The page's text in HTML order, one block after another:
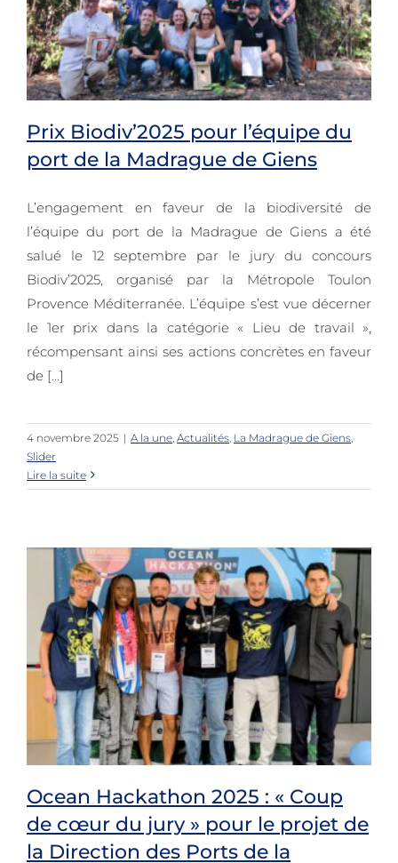
Prix Biodiv’2025 pour l’équipe du
port de la Madrague de Giens
Prix Biodiv’2025 pour l’équipe du
port de la Madrague de Giens
L’engagement en faveur de la biodiversité de
l’équipe du port de la Madrague de Giens a été
salué le 12 septembre par le jury du concours
Biodiv’2025, organisé par la Métropole Toulon
Provence Méditerranée. L’équipe s’est vue décerner
le 1er prix dans la catégorie « Lieu de travail »,
récompensant ainsi ses actions concrètes en faveur
de [...]
4 novembre 2025 | A la une Actualités La Madrague de Giens
Slider
Lire la suite
Ocean Hackathon 2025 : « Coup de
Ocean Hackathon 2025 : « Coup
de cœur du jury » pour le projet de
la Direction des Ports de la